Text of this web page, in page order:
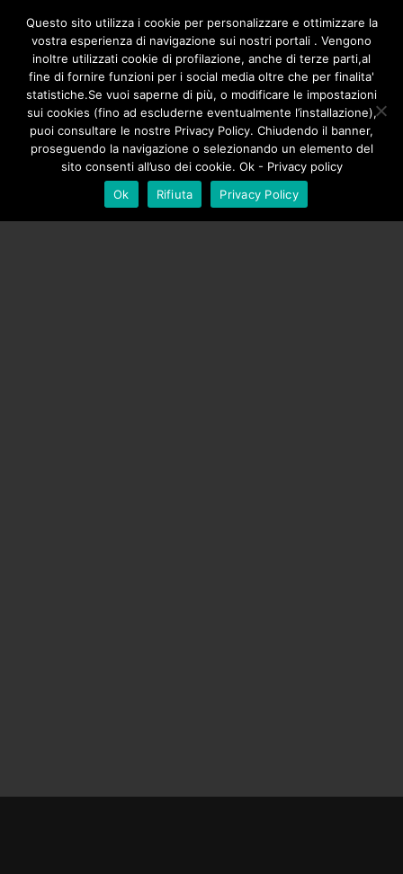
Questo sito utilizza i cookie per personalizzare e ottimizzare la
vostra esperienza di navigazione sui nostri portali . Vengono
inoltre utilizzati cookie di profilazione, anche di terze parti,al
fine di fornire funzioni per i social media oltre che per finalita'
statistiche.Se vuoi saperne di più, o modificare le impostazioni
sui cookies (fino ad escluderne eventualmente l’installazione),
puoi consultare le nostre Privacy Policy. Chiudendo il banner,
proseguendo la navigazione o selezionando un elemento del
sito consenti all’uso dei cookie. Ok - Privacy policy
Ok
Rifiuta Privacy Policy